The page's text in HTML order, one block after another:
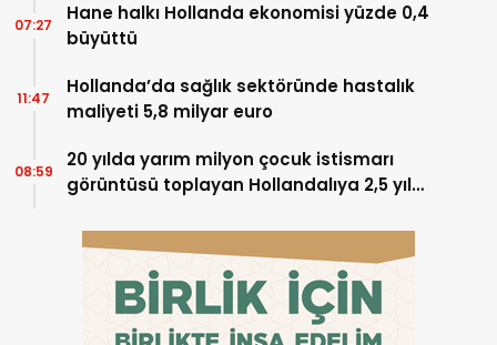
Hane halkı Hollanda ekonomisi yüzde 0,4
büyüttü
07:27
Hollanda’da sağlık sektöründe hastalık
maliyeti 5,8 milyar euro
11:47
20 yılda yarım milyon çocuk istismarı
görüntüsü toplayan Hollandalıya 2,5 yıl
08:59